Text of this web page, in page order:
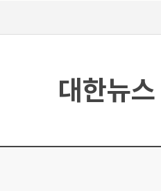
대한뉴스